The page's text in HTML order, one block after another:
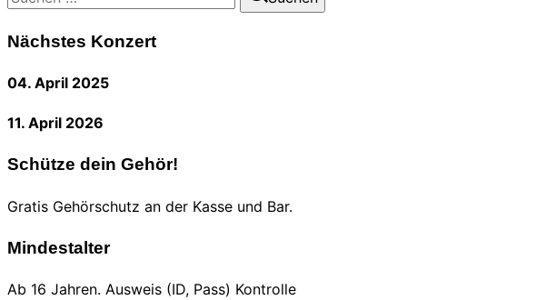
Nächstes Konzert
04. April 2025
11. April 2026
Schütze dein Gehör!
Gratis Gehörschutz an der Kasse und Bar.
Mindestalter
Ab 16 Jahren. Ausweis (ID, Pass) Kontrolle